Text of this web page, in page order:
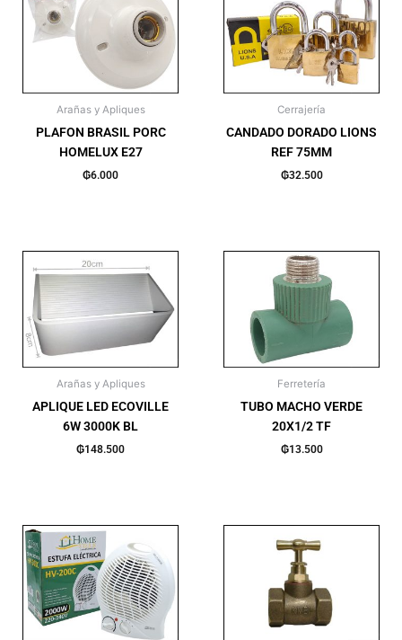
Arañas y Apliques
PLAFON BRASIL PORC
HOMELUX E27
₲6.000
Cerrajería
CANDADO DORADO LIONS
REF 75MM
₲32.500
Arañas y Apliques
APLIQUE LED ECOVILLE
6W 3000K BL
₲148.500
Ferretería
TUBO MACHO VERDE
20X1/2 TF
₲13.500